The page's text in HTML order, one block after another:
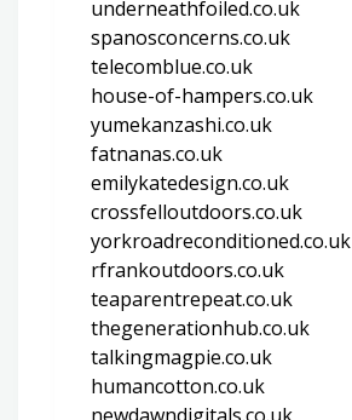
underneathfoiled.co.uk
spanosconcerns.co.uk
telecomblue.co.uk
house-of-hampers.co.uk
yumekanzashi.co.uk
fatnanas.co.uk
emilykatedesign.co.uk
crossfelloutdoors.co.uk
yorkroadreconditioned.co.uk
rfrankoutdoors.co.uk
teaparentrepeat.co.uk
thegenerationhub.co.uk
talkingmagpie.co.uk
humancotton.co.uk